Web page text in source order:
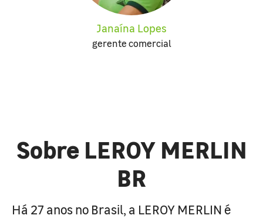
Janaína Lopes
gerente comercial
Sobre LEROY MERLIN
BR
Há 27 anos no Brasil, a LEROY MERLIN é